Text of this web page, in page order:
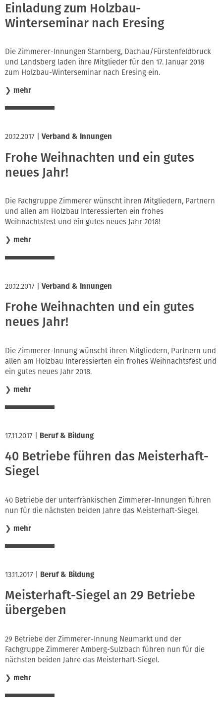
Soziales & Tarifpolitik
Verband & Innungen
Innung
Einladung zum Holzbau-
Winterseminar nach Eresing
Die Zimmerer-Innungen Starnberg, Dachau/Fürstenfeldbruck
und Landsberg laden ihre Mitglieder für den 17. Januar 2018
zum Holzbau-Winterseminar nach Eresing ein.
❯ mehr
20.12.2017 Verband & Innungen
Frohe Weihnachten und ein gutes
neues Jahr!
Die Fachgruppe Zimmerer wünscht ihren Mitgliedern, Partnern
und allen am Holzbau Interessierten ein frohes
Weihnachtsfest und ein gutes neues Jahr 2018!
❯ mehr
20.12.2017 Verband & Innungen
Frohe Weihnachten und ein gutes
neues Jahr!
Die Zimmerer-Innung wünscht ihren Mitgliedern, Partnern und
allen am Holzbau Interessierten ein frohes Weihnachtsfest und
ein gutes neues Jahr 2018.
❯ mehr
17.11.2017 Beruf & Bildung
40 Betriebe führen das Meisterhaft-
Siegel
40 Betriebe der unterfränkischen Zimmerer-Innungen führen
nun für die nächsten beiden Jahre das Meisterhaft-Siegel.
❯ mehr
13.11.2017 Beruf & Bildung
Meisterhaft-Siegel an 29 Betriebe
übergeben
29 Betriebe der Zimmerer-Innung Neumarkt und der
Fachgruppe Zimmerer Amberg-Sulzbach führen nun für die
nächsten beiden Jahre das Meisterhaft-Siegel.
❯ mehr